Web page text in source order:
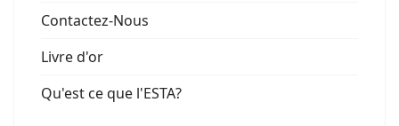
Contactez-Nous
Livre d'or
Qu'est ce que l'ESTA?